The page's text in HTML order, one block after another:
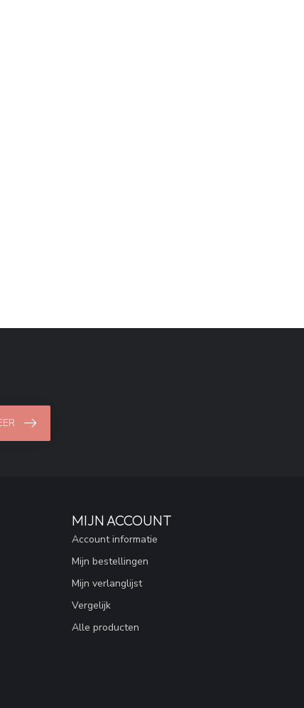
MIJN ACCOUNT
Account informatie
Mijn bestellingen
Mijn verlanglijst
Vergelijk
Alle producten